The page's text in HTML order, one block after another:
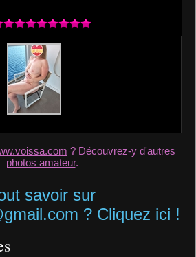
? Découvrez-y d'autres
photos amateur.
savoir sur
? Cliquez ici !